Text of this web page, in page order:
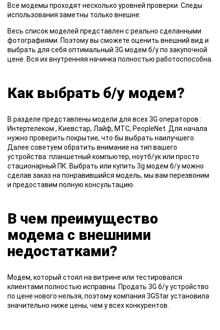
Все модемы проходят несколько уровней проверки. Следы
использования заметны только внешне.
Весь список моделей представлен с реально сделанными
фотографиями. Поэтому вы сможете оценить внешний вид и
выбрать для себя оптимальный 3G модем б/у по закупочной
цене. Вся их внутренняя начинка полностью работоспособна.
Как выбрать б/у модем?
В разделе представлены модели для всех 3G операторов :
Интертелеком , Киевстар, Лайф, МТС, PeopleNet. Для начала
нужно проверить покрытие, что бы выбрать наилучшего.
Далее советуем обратить внимание на тип вашего
устройства: планшетный компьютер, ноутб/ук или просто
стационарный ПК. Выбрать или купить 3g модем б/у можно
сделав заказ на понравившийся модель, мы вам перезвоним
и предоставим полную консультацию.
В чем преимущество
модема с внешними
недостатками?
Модем, который стоял на витрине или тестировался
клиентами полностью исправны. Продать 3G б/у устройство
по цене нового нельзя, поэтому компания 3GStar установила
значительно ниже цены, чем у всех конкурентов.